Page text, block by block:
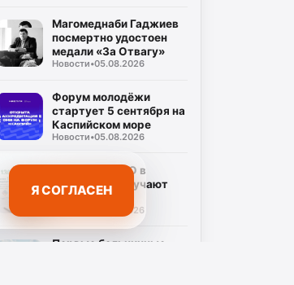
Магомеднаби Гаджиев
посмертно удостоен
медали «За Отвагу»
Новости•05.08.2026
Форум молодёжи
стартует 5 сентября на
Каспийском море
Новости•05.08.2026
Участники СВО в
Дагестане получают
соцконтракты
05.08.2026
Первые больничные
Я СОГЛАСЕН